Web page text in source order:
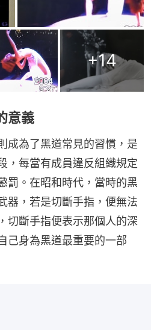
+14
意義
成為了黑道常見的習慣，是
，每當有成員違反組織規定
罰。在昭和時代，當時的黑
器，若是切斷手指，便無法
切斷手指便表示那個人的深
己身為黑道最重要的一部